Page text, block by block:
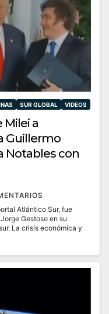
SUR GLOBAL VIDEOS
Milei a
Guillermo
Notables con
Atlántico Sur, fue
Gestoso en su
La crisis económica y